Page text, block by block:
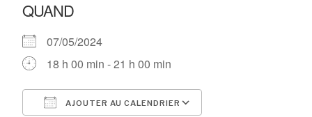
QUAND
07/05/2024
18 h 00 min - 21 h 00 min
AJOUTER AU CALENDRIER